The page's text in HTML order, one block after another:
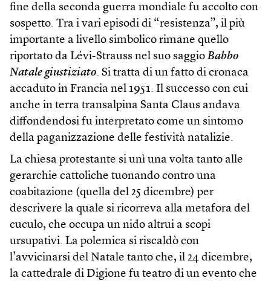
fine della seconda guerra mondiale fu accolto con
sospetto. Tra i vari episodi di “resistenza”, il più
importante a livello simbolico rimane quello
riportato da Lévi-Strauss nel suo saggio Babbo
Natale giustiziato. Si tratta di un fatto di cronaca
accaduto in Francia nel 1951. Il successo con cui
anche in terra transalpina Santa Claus andava
diffondendosi fu interpretato come un sintomo
della paganizzazione delle festività natalizie.
La chiesa protestante si unì una volta tanto alle
gerarchie cattoliche tuonando contro una
coabitazione (quella del 25 dicembre) per
descrivere la quale si ricorreva alla metafora del
cuculo, che occupa un nido altrui a scopi
ursupativi. La polemica si riscaldò con
l’avvicinarsi del Natale tanto che, il 24 dicembre,
la cattedrale di Digione fu teatro di un evento che